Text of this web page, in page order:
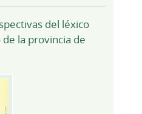
del léxico
la provincia de